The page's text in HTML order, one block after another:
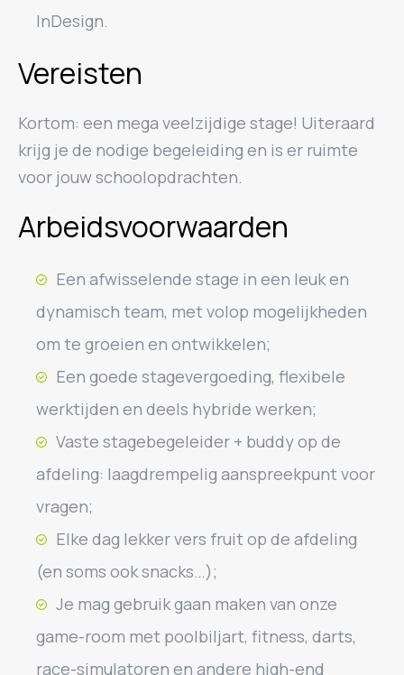
InDesign.
Vereisten
Kortom: een mega veelzijdige stage! Uiteraard
krijg je de nodige begeleiding en is er ruimte
voor jouw schoolopdrachten.
Arbeidsvoorwaarden
Een afwisselende stage in een leuk en
dynamisch team, met volop mogelijkheden
om te groeien en ontwikkelen;
Een goede stagevergoeding, flexibele
werktijden en deels hybride werken;
Vaste stagebegeleider + buddy op de
afdeling: laagdrempelig aanspreekpunt voor
vragen;
Elke dag lekker vers fruit op de afdeling
(en soms ook snacks…);
Je mag gebruik gaan maken van onze
game-room met poolbiljart, fitness, darts,
race-simulatoren en andere high-end